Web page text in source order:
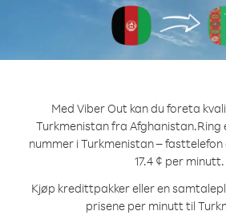
Med Viber Out kan du foreta
Turkmenistan fra Afghanistan.Ring
nummer i Turkmenistan –
17.4 ¢ per minutt.
Kjøp kredittpakker eller en
prisene per minutt til